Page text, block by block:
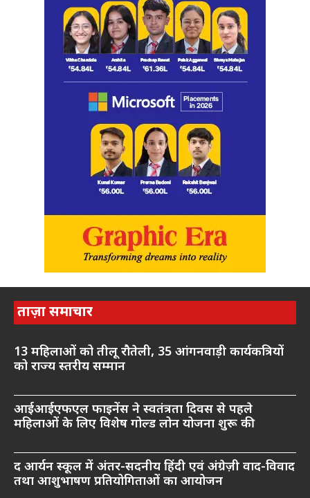
ताज़ा समाचार
13 महिलाओं को तीलू रौतेली, 35 आंगनवाड़ी कार्यकत्रियों
को राज्य स्तरीय सम्मान
आईआईएफएल फाइनेंस ने स्वतंत्रता दिवस से पहले
महिलाओं के लिए विशेष गोल्ड लोन योजना शुरू की
द आर्यन स्कूल में अंतर-सदनीय हिंदी एवं अंग्रेज़ी वाद-विवाद
तथा आशुभाषण प्रतियोगिताओं का आयोजन